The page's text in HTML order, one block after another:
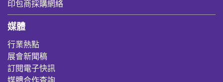
印包商採購網絡
媒體
行業熱點
展會新聞稿
訂閱電子快訊
媒體合作査詢